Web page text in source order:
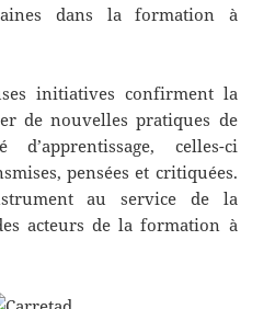
dans la formation à
initiatives confirment la
de nouvelles pratiques de
celles-ci
pensées et critiquées.
au service de la
acteurs de la formation à